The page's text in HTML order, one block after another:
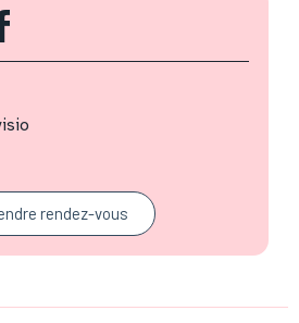
rendez-vous